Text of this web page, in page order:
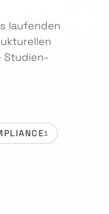
laufenden
Studien­
1